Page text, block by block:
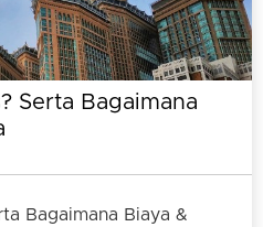
Serta Bagaimana
Bagaimana Biaya &